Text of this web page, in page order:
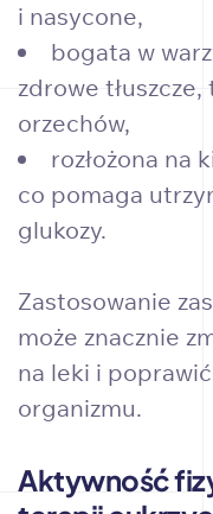
i nasycone,
bogata w
zdrowe
orzechów,
rozłożona na
co pomaga
glukozy.
Zastosowanie
może znacznie
na leki i
organizmu.
Aktywność